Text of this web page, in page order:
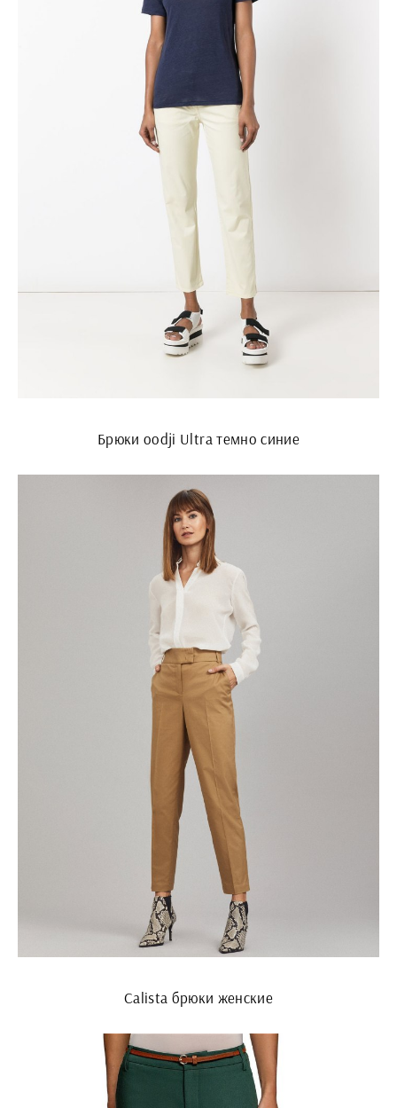
Брюки oodji Ultra темно синие
Calista брюки женские